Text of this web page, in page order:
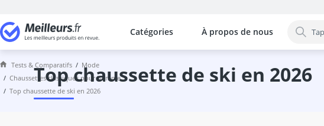
Catégories
Les comparaisons les plus populaires par catégorie
Mode
assouplisseur cuir
À propos de nous
Tests & Comparatifs
mode
chaussettes classiques pour homme
top chaussette de ski en 2026
top chaussette de ski en 2026